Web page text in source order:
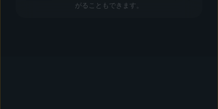
がることもできます。